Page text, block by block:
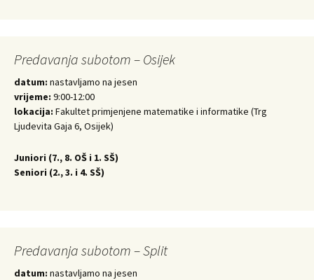
Predavanja subotom – Osijek
datum: nastavljamo na jesen
vrijeme: 9:00-12:00
lokacija: Fakultet primjenjene matematike i informatike (Trg
Ljudevita Gaja 6, Osijek)
Juniori (7., 8. OŠ i 1. SŠ)
Seniori (2., 3. i 4. SŠ)
Predavanja subotom – Split
datum: nastavljamo na jesen